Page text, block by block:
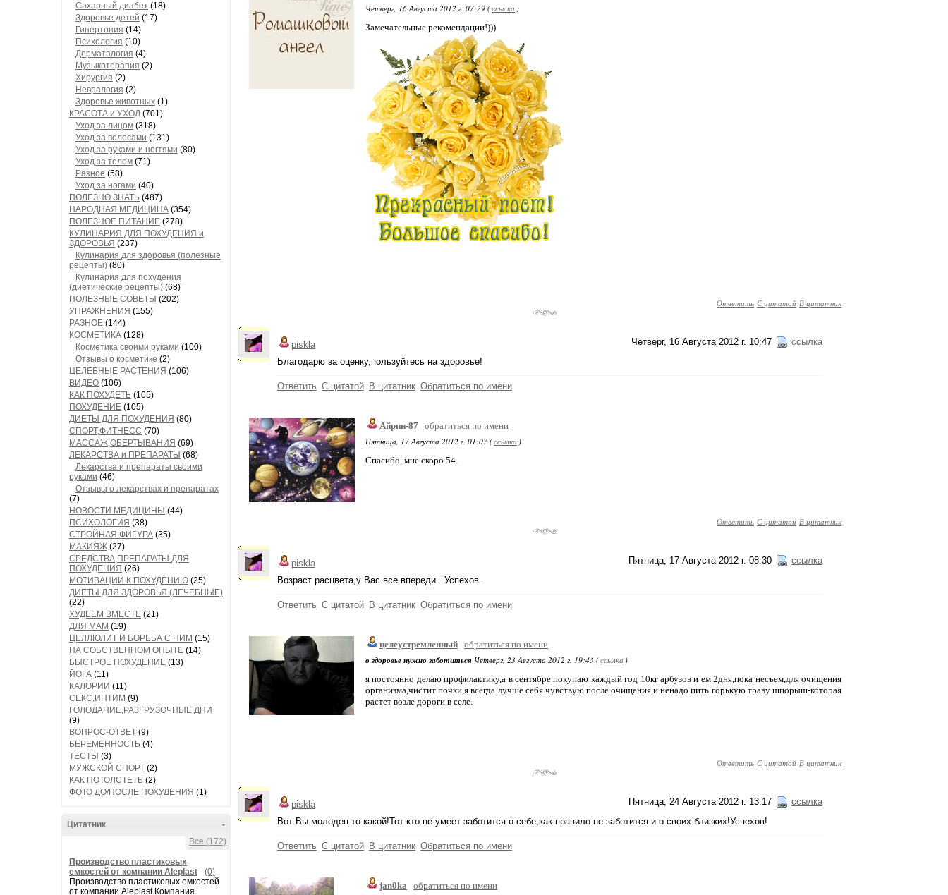
Сахарный диабет (18)
Здоровье детей (17)
Гипертония (14)
Психология (10)
Дерматалогия (4)
Музыкотерапия (2)
Хирургия (2)
Невралогия (2)
Здоровье животных (1)
КРАСОТА и УХОД (701)
Уход за лицом (318)
Уход за волосами (131)
Уход за руками и ногтями (80)
Уход за телом (71)
Разное (58)
Уход за ногами (40)
ПОЛЕЗНО ЗНАТЬ (487)
НАРОДНАЯ МЕДИЦИНА (354)
ПОЛЕЗНОЕ ПИТАНИЕ (278)
КУЛИНАРИЯ ДЛЯ ПОХУДЕНИЯ и
ЗДОРОВЬЯ (237)
Кулинария для здоровья (полезные
рецепты) (80)
Кулинария для похудения
(диетические рецепты) (68)
ПОЛЕЗНЫЕ СОВЕТЫ (202)
УПРАЖНЕНИЯ (155)
РАЗНОЕ (144)
КОСМЕТИКА (128)
Косметика своими руками (100)
Отзывы о косметике (2)
ЦЕЛЕБНЫЕ РАСТЕНИЯ (106)
ВИДЕО (106)
КАК ПОХУДЕТЬ (105)
ПОХУДЕНИЕ (105)
ДИЕТЫ ДЛЯ ПОХУДЕНИЯ (80)
СПОРТ,ФИТНЕСС (70)
МАССАЖ,ОБЕРТЫВАНИЯ (69)
ЛЕКАРСТВА и ПРЕПАРАТЫ (68)
Лекарства и препараты своими
руками (46)
Отзывы о лекарствах и препаратах
(7)
НОВОСТИ МЕДИЦИНЫ (44)
ПСИХОЛОГИЯ (38)
СТРОЙНАЯ ФИГУРА (35)
МАКИЯЖ (27)
СРЕДСТВА,ПРЕПАРАТЫ ДЛЯ
ПОХУДЕНИЯ (26)
МОТИВАЦИИ К ПОХУДЕНИЮ (25)
ДИЕТЫ ДЛЯ ЗДОРОВЬЯ (ЛЕЧЕБНЫЕ)
(22)
ХУДЕЕМ ВМЕСТЕ (21)
ДЛЯ МАМ (19)
ЦЕЛЛЮЛИТ И БОРЬБА С НИМ (15)
НА СОБСТВЕННОМ ОПЫТЕ (14)
БЫСТРОЕ ПОХУДЕНИЕ (13)
ЙОГА (11)
КАЛОРИИ (11)
СЕКС,ИНТИМ (9)
ГОЛОДАНИЕ,РАЗГРУЗОЧНЫЕ ДНИ
(9)
ВОПРОС-ОТВЕТ (9)
БЕРЕМЕННОСТЬ (4)
ТЕСТЫ (3)
МУЖСКОЙ СПОРТ (2)
КАК ПОТОЛСТЕТЬ (2)
ФОТО ДО/ПОСЛЕ ПОХУДЕНИЯ (1)
-
Цитатник
Все (172)
Производство пластиковых
емкостей от компании Aleplast - (0)
Производство пластиковых емкостей
от компании Aleplast Компания
Четверг, 16 Августа 2012 г. 07:29 (ссылка )
Замечательные рекомендации!)))
Ответить С цитатой В цитатник
Четверг, 16 Августа 2012 г. 10:47 ссылка
piskla
Благодарю за оценку,пользуйтесь на здоровье!
Ответить С цитатой В цитатник Обратиться по имени
Айрин-87
обратиться по имени
Пятница, 17 Августа 2012 г. 01:07 (ссылка )
Спасибо, мне скоро 54.
Ответить С цитатой В цитатник
Пятница, 17 Августа 2012 г. 08:30 ссылка
piskla
Возраст расцвета,у Вас все впереди...Успехов.
Ответить С цитатой В цитатник Обратиться по имени
целеустремленный обратиться по имени
о здоровье нужно заботиться Четверг, 23 Августа 2012 г. 19:43 (ссылка )
я постоянно делаю профилактику,а в сентябре покупаю каждый год 10кг арбузов и ем 2дня,пока несъем,для очищения
организма,чистит почки,я всегда лучше себя чувствую после очищения,и ненадо пить горькую траву шпорыш-которая
растет возле дороги в селе.
Ответить С цитатой В цитатник
Пятница, 24 Августа 2012 г. 13:17 ссылка
piskla
Вот Вы молодец-то какой!Тот кто не умеет заботится о себе,как правило не заботится и о своих близких!Успехов!
Ответить С цитатой В цитатник Обратиться по имени
jan0ka обратиться по имени